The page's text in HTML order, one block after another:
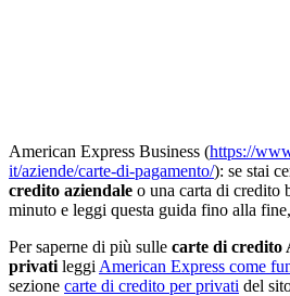
American Express Business (https://
it/aziende/carte-di-pagamento/): se stai
credito aziendale o una carta di credito
minuto e leggi questa guida fino alla
Per saperne di più sulle carte di credito
privati leggi American Express come
sezione carte di credito per privati del